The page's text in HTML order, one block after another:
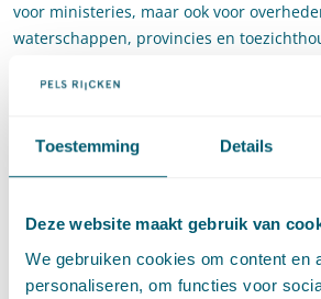
Toestemming Details
Deze website maakt gebruik van
We gebruiken cookies om content en
personaliseren, om functies voor
voor ministeries, maar ook voor
waterschappen, provincies en
zorg- en onderwijsorganisaties.
advocatuurlijke bijstand aan de publieke
bedrijfsleven biedt inzichten, die we ook
advisering en ondersteuning in de
versa. Tegelijk is ook zichtbaar dat het
partijen het kleinste deel van de omzet